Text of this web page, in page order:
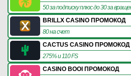
50 за подписку плюс до 30 за
BRILLX CASINO ПРОМОКОД
80 на счет
CACTUS CASINO ПРОМОКОД
275% и 110 FS
CASINO BOOI ПРОМОКОД